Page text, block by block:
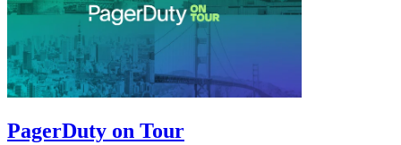
PagerDuty on Tour